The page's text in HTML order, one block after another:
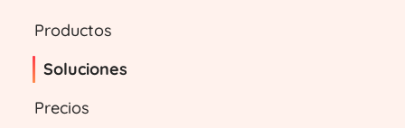
Productos
Soluciones
Precios